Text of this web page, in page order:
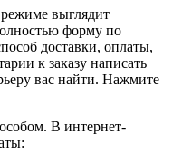
выглядит
форму по
доставки, оплаты,
к заказу написать
вас найти. Нажмите
В интернет-